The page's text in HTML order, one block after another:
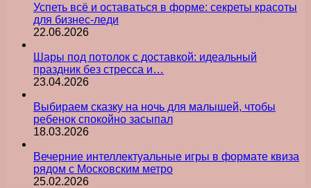
Успеть всё и оставаться в форме: секреты красоты
для бизнес-леди
22.06.2026
Шары под потолок с доставкой: идеальный
праздник без стресса и…
23.04.2026
Выбираем сказку на ночь для малышей, чтобы
ребенок спокойно засыпал
18.03.2026
Вечерние интеллектуальные игры в формате квиза
рядом с Московским метро
25.02.2026